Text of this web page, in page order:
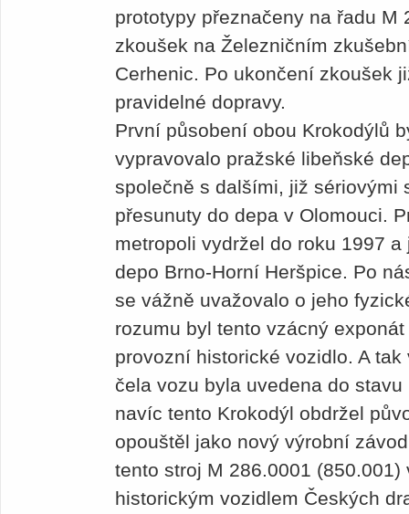
prototypy přeznačeny na řadu M
zkoušek na Železničním
Cerhenic. Po ukončení zkoušek
pravidelné dopravy.
První působení obou Krokodýlů
vypravovalo pražské libeňské
společně s dalšími, již sériovými
přesunuty do depa v Olomouci.
metropoli vydržel do roku 1997
depo Brno-Horní Heršpice. Po
se vážně uvažovalo o jeho
rozumu byl tento vzácný
provozní historické vozidlo. A
čela vozu byla uvedena do
navíc tento Krokodýl obdržel
opouštěl jako nový výrobní
tento stroj M 286.0001
historickým vozidlem Českých